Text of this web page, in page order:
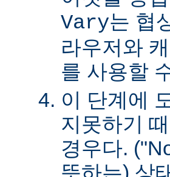
Vary는 협
라우저와
를 사용할
이 단계에
지못하기
경우다.
뜻하는) 상